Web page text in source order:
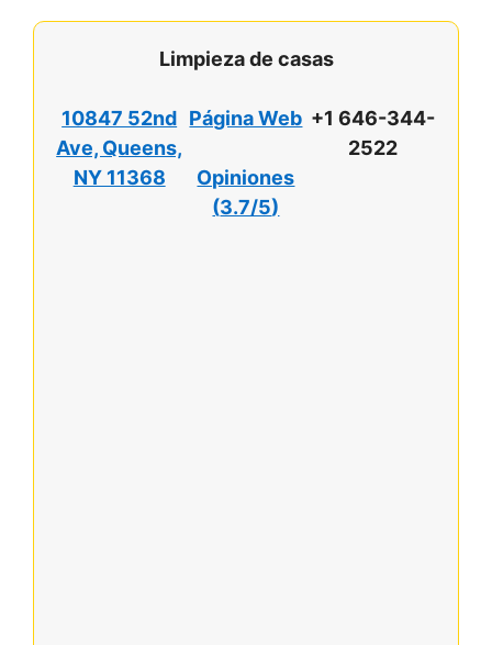
Limpieza de casas
10847 52nd
Ave, Queens,
NY 11368
Página Web
Opiniones
(3.7/5)
+1 646-344-
2522